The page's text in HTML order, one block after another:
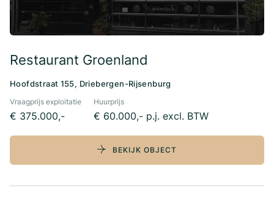
Restaurant Groenland
Hoofdstraat 155, Driebergen-Rijsenburg
Vraagprijs exploitatie
€ 375.000,-
Huurprijs
€ 60.000,- p.j. excl. BTW
BEKIJK OBJECT